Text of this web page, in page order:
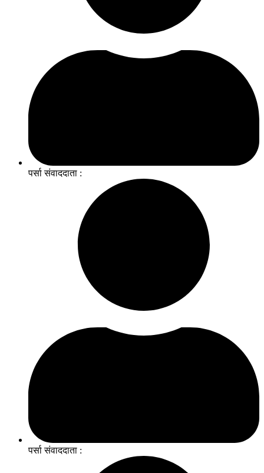
पर्सा संवाददाता :
पर्सा संवाददाता :